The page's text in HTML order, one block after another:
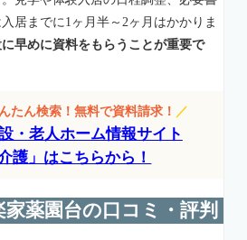
居までに1ヶ月半～2ヶ月はかかりま
早めに資料をもらうことが重要で
たん検索！無料で資料請求！ ／
・老人ホーム情報サイト
護」はこちらから！
薬園台の口コミ・評判